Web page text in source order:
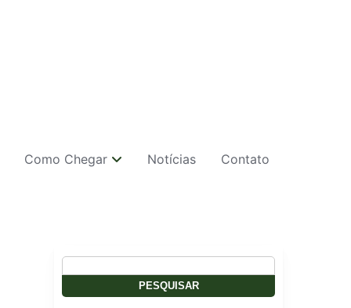
Como Chegar Notícias Contato
Pesquisar
por: